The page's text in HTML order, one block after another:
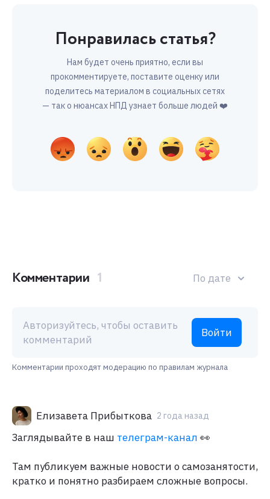
Понравилась статья?
Нам будет очень приятно, если вы
прокомментируете, поставите оценку или
поделитесь материалом в социальных сетях
— так о нюансах НПД узнает больше людей ❤️
Комментарии 1 По дате
Авторизуйтесь, чтобы оставить
комментарий
Войти
Комментарии проходят модерацию по правилам журнала
Елизавета Прибыткова 2 года назад
Заглядывайте в наш телеграм-канал 👀
Там публикуем важные новости о самозанятости,
кратко и понятно разбираем сложные вопросы.